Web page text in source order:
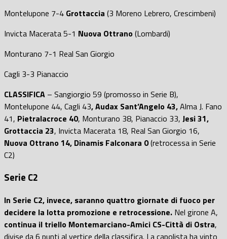
Montelupone 7-4 Grottaccia (3 Moreno Lebrero, Crescimbeni)
Invicta Macerata 5-1 Nuova Ottrano(Lombardi)
Monturano 7-1 Real San Giorgio
Cagli 3-3 Pianaccio
CLASSIFICA – Sangiorgio 59 (promosso in Serie B),
Montelupone 44, Cagli 43, Audax Sant’Angelo 43,Alma J. Fano
41, Pietralacroce 40, Monturano 38, Pianaccio 33, Jesi 31,
Grottaccia 23, Invicta Macerata 18, Real San Giorgio 16,
Nuova Ottrano 14, Dinamis Falconara 0(retrocessa in Serie
C2)
Serie C2
In Serie C2, invece, saranno quattro giornate di fuoco per
decidere la lotta promozione e retrocessione. Nel girone A,
continua il triello Montemarciano-Amici CS-Città di Ostra,
divise da 6 punti al vertice della classifica. La capolista ha vinto